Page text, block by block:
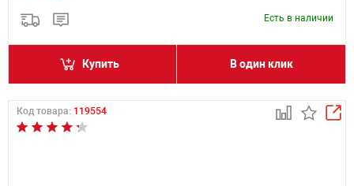
Есть в наличии
Купить В один клик
Код товара: 119554